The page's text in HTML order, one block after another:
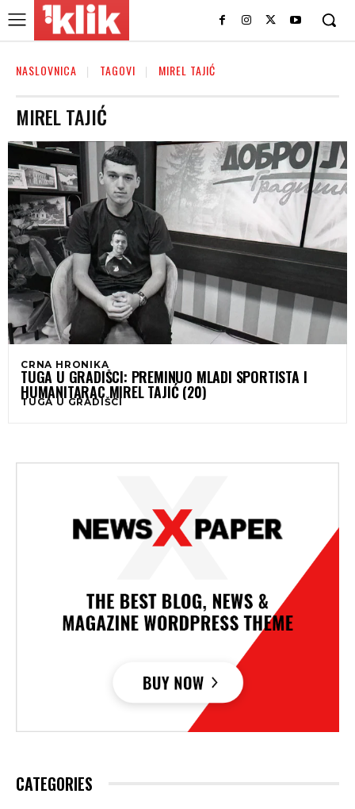
NASLOVNICA TAGOVI MIREL TAJIĆ
MIREL TAJIĆ
CRNA HRONIKA
TUGA U GRADIŠCI: PREMINUO MLADI SPORTISTA I
HUMANITARAC MIREL TAJIĆ (20)
TUGA U GRADIŠCI
CATEGORIES